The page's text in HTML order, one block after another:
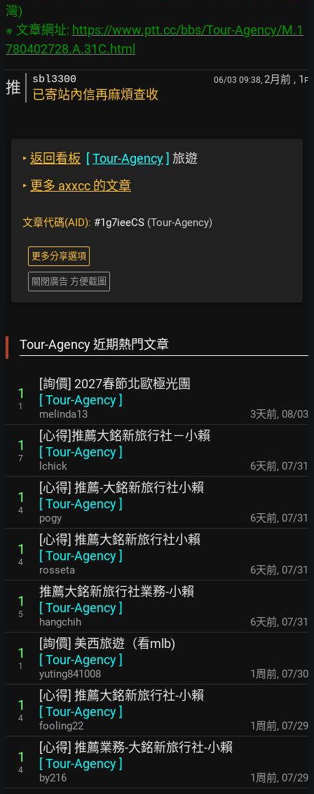
灣)
※ 文章網址: https://www.ptt.cc/bbs/Tour-Agency/M.1
780402728.A.31C.html
推 sbl3300 06/03 09:38, 2月前 , 1 F
已寄站內信再麻煩查收
‣ 返回看板 [Tour-Agency] 旅遊
‣ 更多 axxcc 的文章
文章代碼(AID): #1g7ieeCS (Tour-Agency)
更多分享選項
關閉廣告 方便截圖
Tour-Agency 近期熱門文章
1
1
[詢價] 2027春節北歐極光團
[Tour-Agency]
melinda13 3天前, 08/03
1
7
[心得]推薦大銘新旅行社－小賴
[Tour-Agency]
lchick 6天前, 07/31
1
4
[心得] 推薦-大銘新旅行社小賴
[Tour-Agency]
pogy 6天前, 07/31
1
4
[心得] 推薦大銘新旅行社小賴
[Tour-Agency]
rosseta 6天前, 07/31
1
5
推薦大銘新旅行社業務-小賴
[Tour-Agency]
hangchih 6天前, 07/31
1
1
[詢價] 美西旅遊（看mlb)
[Tour-Agency]
yuting841008 1周前, 07/30
1
4
[心得] 推薦大銘新旅行社-小賴
[Tour-Agency]
fooling22 1周前, 07/29
1
4
[心得] 推薦業務-大銘新旅行社-小賴
[Tour-Agency]
by216 1周前, 07/29